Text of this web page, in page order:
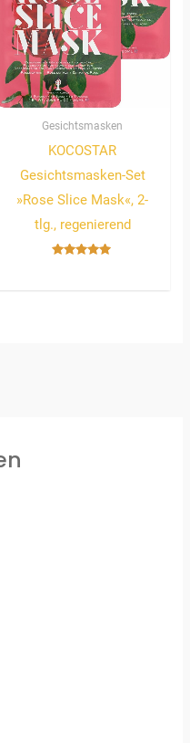
Gesichtsmasken
KOCOSTAR
Gesichtsmasken-Set
»Rose Slice Mask«, 2-
tlg., regenierend